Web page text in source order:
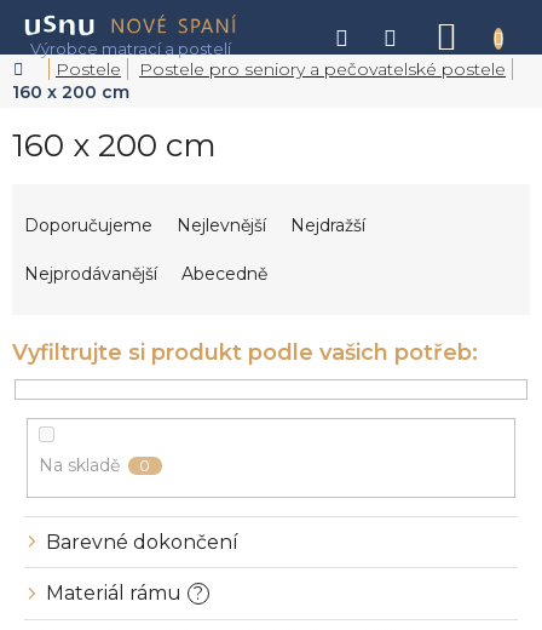
obsah
KOŠÍK
Domů
Postele
Postele pro seniory a pečovatelské postele
160 x 200 cm
160 x 200 cm
p
r
o
Doporučujeme Nejlevnější Nejdražší
Nejprodávanější Abecedně
Na skladě 0
Barevné dokončení
Materiál rámu ?